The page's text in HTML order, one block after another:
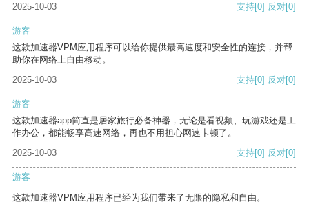
2025-10-03
支持[0] 反对[0]
游客
这款加速器VPM应用程序可以给你提供最高速度和安全性的连接，并帮
助你在网络上自由移动。
2025-10-03
支持[0] 反对[0]
游客
这款加速器app简直是居家旅行必备神器，无论是看视频、玩游戏还是工
作办公，都能畅享高速网络，再也不用担心网速卡顿了。
2025-10-03
支持[0] 反对[0]
游客
这款加速器VPM应用程序已经为我们带来了无限的隐私和自由。